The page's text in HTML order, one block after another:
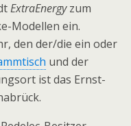
ExtraEnergyzum
Modellen ein.
den der/die ein oder
und der
ist das Ernst-